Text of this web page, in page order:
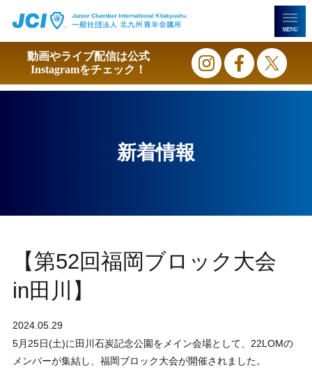
動画やライブ配信は公式
Instagramをチェック！
新着情報
【第52回福岡ブロック大会
in田川】
2024.05.29
5月25日(土)に田川石炭記念公園をメイン会場として、22LOMの
メンバーが集結し、福岡ブロック大会が開催されました。